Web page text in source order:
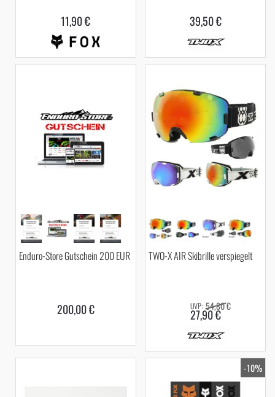
11,90 € 39,50 €
Enduro-Store Gutschein 200 EUR
200,00 €
TWO-X AIR Skibrille verspiegelt
27,90 €
54,80 €
-10%